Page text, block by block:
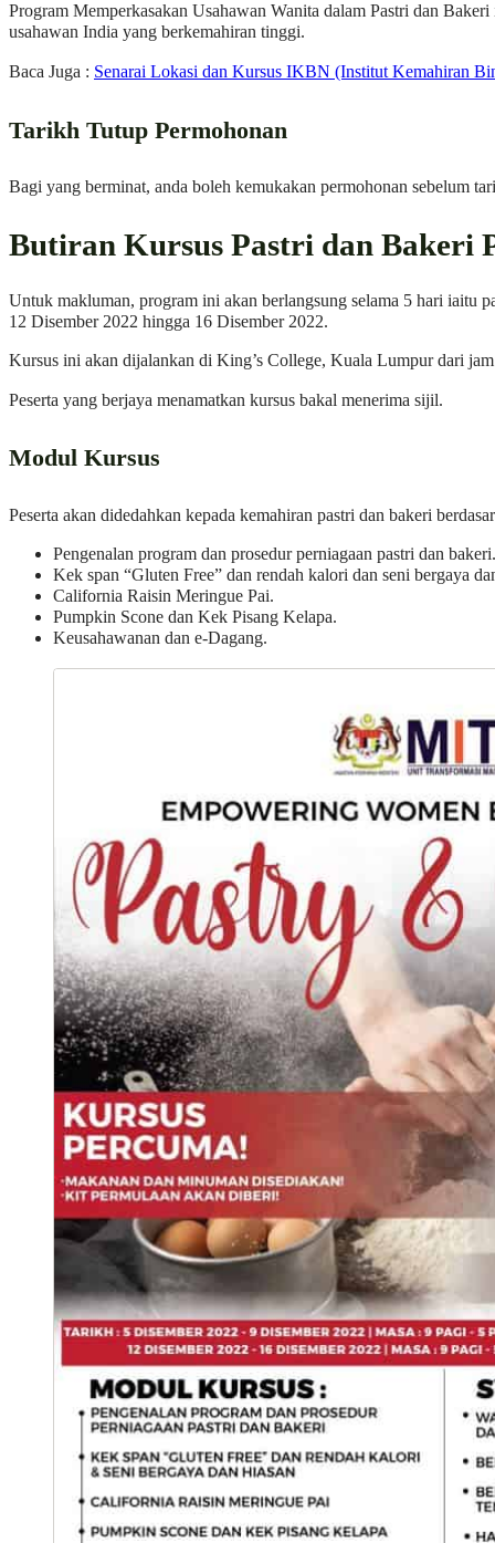
Program Memperkasakan Usahawan Wanita dalam Pastri dan
usahawan India yang berkemahiran tinggi.
Baca Juga : Senarai Lokasi dan Kursus IKBN (Institut Kemahiran
Tarikh Tutup Permohonan
Bagi yang berminat, anda boleh kemukakan permohonan sebelum
Butiran Kursus Pastri dan Bakeri
Untuk makluman, program ini akan berlangsung selama 5 hari iaitu
12 Disember 2022 hingga 16 Disember 2022.
Kursus ini akan dijalankan di King’s College, Kuala Lumpur dari
Peserta yang berjaya menamatkan kursus bakal menerima sijil.
Modul Kursus
Peserta akan didedahkan kepada kemahiran pastri dan bakeri
Pengenalan program dan prosedur perniagaan pastri dan bakeri.
Kek span “Gluten Free” dan rendah kalori dan seni bergaya
California Raisin Meringue Pai.
Pumpkin Scone dan Kek Pisang Kelapa.
Keusahawanan dan e-Dagang.